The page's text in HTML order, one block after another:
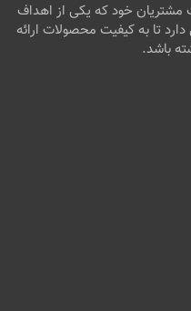
مشتریان خود که یکی از اهداف
تا به کیفیت محصولات ارائه
باشد.